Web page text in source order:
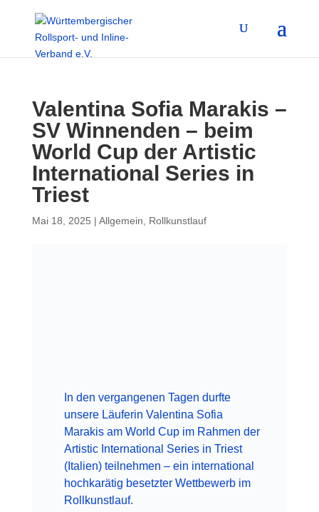
Valentina Sofia Marakis –
SV Winnenden – beim
World Cup der Artistic
International Series in
Triest
Mai 18, 2025 | Allgemein Rollkunstlauf
In den vergangenen Tagen durfte
unsere Läuferin Valentina Sofia
Marakis am World Cup im Rahmen der
Artistic International Series in Triest
(Italien) teilnehmen – ein international
hochkarätig besetzter Wettbewerb im
Rollkunstlauf.